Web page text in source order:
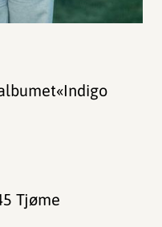
Tjøme